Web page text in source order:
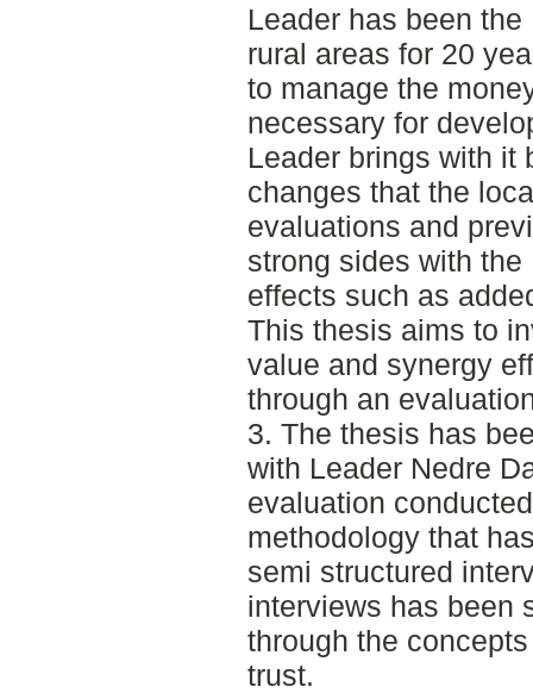
Leader has been
rural areas for 20
to manage the
necessary for
Leader brings with it
changes that the
evaluations and
strong sides with
effects such as
This thesis aims to
value and synergy
through an
3. The thesis has
with Leader Nedre
evaluation
methodology that
semi structured
interviews has been
through the
trust.